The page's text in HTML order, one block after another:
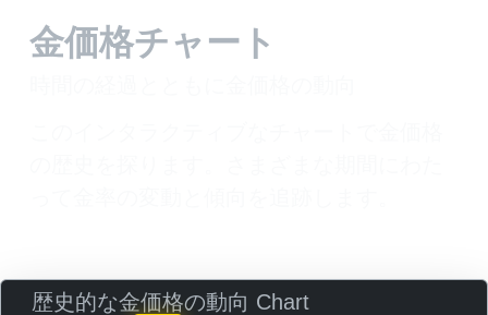
金価格チャート
歴史的な金価格の動向 Chart